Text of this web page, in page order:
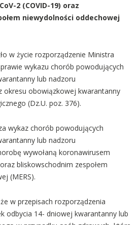
2 (COVID-19) oraz
niewydolności oddechowej
w życie rozporządzenie Ministra
wykazu chorób powodujących
lub nadzoru
okresu obowiązkowej kwarantanny
(Dz.U. poz. 376).
wykaz chorób powodujących
lub nadzoru
wywołaną koronawirusem
bliskowschodnim zespołem
(MERS).
w przepisach rozporządzenia
odbycia 14- dniowej kwarantanny lub